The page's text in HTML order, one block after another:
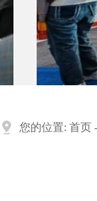
您的位置: 首页